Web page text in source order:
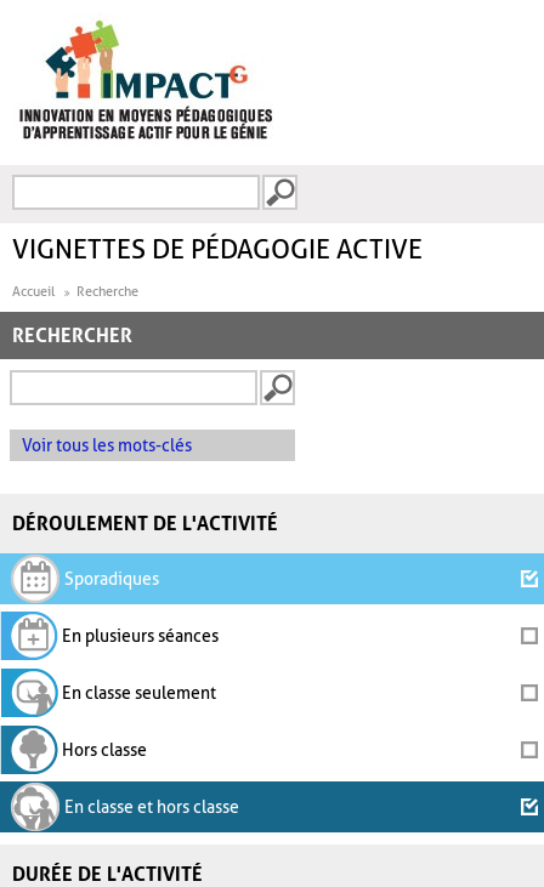
FORMULAIRE DE
VIGNETTES DE PÉDAGOGIE ACTIVE
Accueil Recherche
RECHERCHER
Voir tous les mots-clés
DÉROULEMENT DE L'ACTIVITÉ
Sporadiques
En plusieurs séances
En classe seulement
Hors classe
En classe et hors classe
DURÉE DE L'ACTIVITÉ